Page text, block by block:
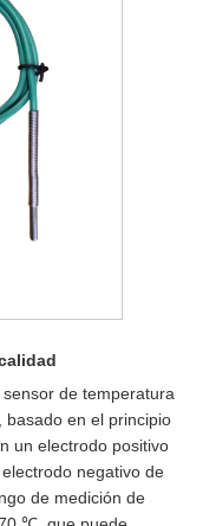
de temperatura
basado en el principio
un electrodo positivo
negativo de
de medición de